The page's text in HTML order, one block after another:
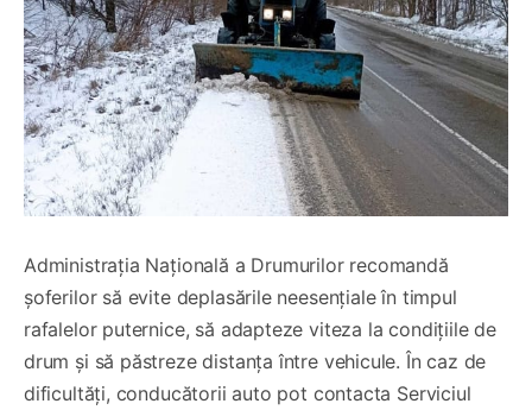
Administrația Națională a Drumurilor recomandă
șoferilor să evite deplasările neesențiale în timpul
rafalelor puternice, să adapteze viteza la condițiile de
drum și să păstreze distanța între vehicule. În caz de
dificultăți, conducătorii auto pot contacta Serviciul